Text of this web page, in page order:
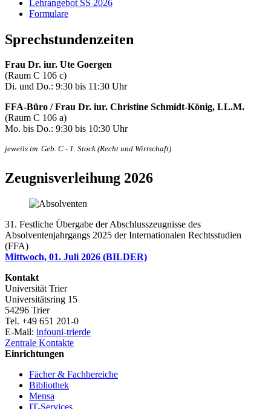
Lehrangebot SS 2026
Formulare
Sprechstundenzeiten
Frau Dr. iur. Ute Goergen
(Raum C 106 c)
Di. und Do.: 9:30 bis 11:30 Uhr
FFA-Büro / Frau Dr. iur. Christine Schmidt-König, LL.M.
(Raum C 106 a)
Mo. bis Do.: 9:30 bis 10:30 Uhr
jeweils im Geb. C - 1. Stock (Recht und Wirtschaft)
Zeugnisverleihung 2026
31. Festliche Übergabe der Abschlusszeugnisse des
Absolventenjahrgangs 2025 der Internationalen Rechtsstudien
(FFA)
Mittwoch, 01. Juli 2026 (BILDER)
Kontakt
Universität Trier
Universitätsring 15
54296 Trier
Tel. +49 651 201-0
E-Mail: infouni-trierde
Zentrale Kontakte
Einrichtungen
Fächer & Fachbereiche
Bibliothek
Mensa
IT-Services